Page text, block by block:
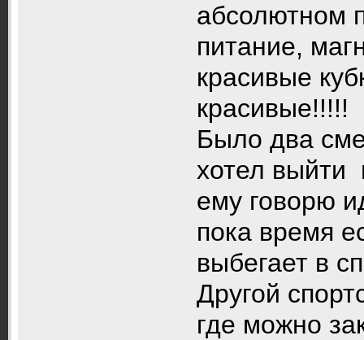
абсолютном
питание,
красивые
красивые!!!!!
Было два
хотел выйти
ему говорю
пока время
выбегает в
Другой
где можно